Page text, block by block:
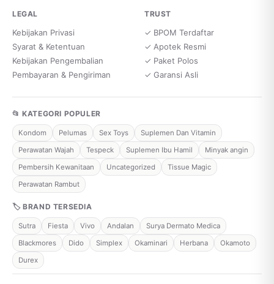
LEGAL
Kebijakan Privasi
Syarat & Ketentuan
Kebijakan Pengembalian
Pembayaran & Pengiriman
TRUST
✓ BPOM Terdaftar
✓ Apotek Resmi
✓ Paket Polos
✓ Garansi Asli
📂 KATEGORI POPULER
Kondom Pelumas Sex Toys
Suplemen Dan Vitamin
Perawatan Wajah
Tespeck Suplemen Ibu Hamil
Minyak angin
Pembersih Kewanitaan
Uncategorized
Tissue Magic
Perawatan Rambut
🏷 BRAND TERSEDIA
Sutra Fiesta Vivo Andalan
Surya Dermato Medica
Blackmores
Dido Simplex Okaminari Herbana
Okamoto
Durex